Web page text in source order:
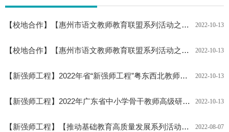
【校地合作】 【惠州市语文教师教育联盟系列活动之二十七】四川师范大学李华平教授应邀来校开展“语文统编版教材项目式学习的开展研究”专题讲座 2022-10-13
【校地合作】 【惠州市语文教师教育联盟系列活动之二十八】西南大学荣维东教授应邀来校开展“初中语文写作教学新理念案例分析”培训讲座 2022-10-13
【新强师工程】 2022年省“新强师工程”粤东西北教师轮训项目初中语文骨干教师培训集中面授圆满结束 2022-10-13
【新强师工程】 2022年广东省中小学骨干教师高级研修班（道德与法治）顺利开班 2022-10-13
【新强师工程】 【推动基础教育高质量发展系列活动】全口径全方位融入式帮扶粤东粤西粤北地区惠州市校本研修负责人培训班（惠州市“三区”校本研修负责人培训班）开班 2022-08-07